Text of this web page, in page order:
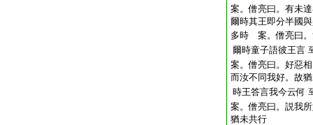
案。僧亮曰。有未
爾時其王即分半國
多時 案。僧亮曰。
爾時童子語彼王言
案。僧亮曰。好惡
而汝不同我好。故
時王答言我今云何
案。僧亮曰。説我
猶未共行